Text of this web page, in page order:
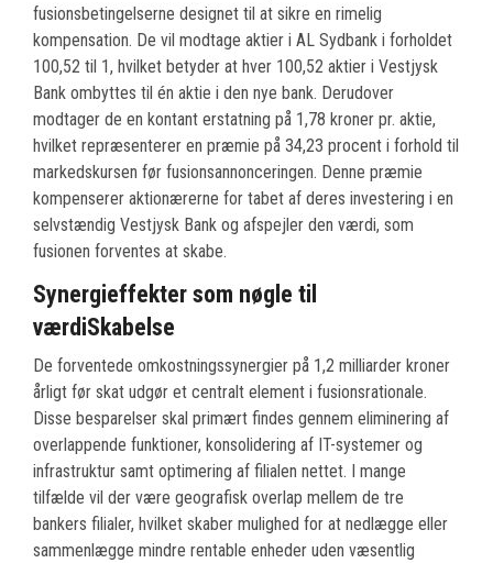
fusionsbetingelserne designet til at sikre en rimelig
kompensation. De vil modtage aktier i AL Sydbank i forholdet
100,52 til 1, hvilket betyder at hver 100,52 aktier i Vestjysk
Bank ombyttes til én aktie i den nye bank. Derudover
modtager de en kontant erstatning på 1,78 kroner pr. aktie,
hvilket repræsenterer en præmie på 34,23 procent i forhold til
markedskursen før fusionsannonceringen. Denne præmie
kompenserer aktionærerne for tabet af deres investering i en
selvstændig Vestjysk Bank og afspejler den værdi, som
fusionen forventes at skabe.
Synergieffekter som nøgle til
værdiSkabelse
De forventede omkostningssynergier på 1,2 milliarder kroner
årligt før skat udgør et centralt element i fusionsrationale.
Disse besparelser skal primært findes gennem eliminering af
overlappende funktioner, konsolidering af IT-systemer og
infrastruktur samt optimering af filialen nettet. I mange
tilfælde vil der være geografisk overlap mellem de tre
bankers filialer, hvilket skaber mulighed for at nedlægge eller
sammenlægge mindre rentable enheder uden væsentlig